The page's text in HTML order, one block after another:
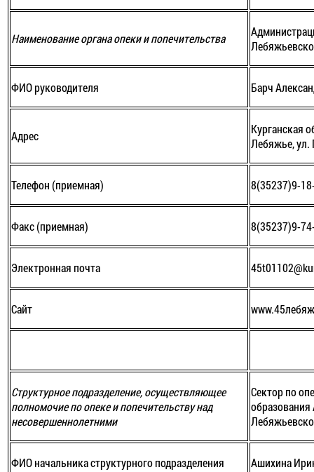
Наименование органа опеки и попечительства
ФИО руководителя Барч
Адрес
Курганская
Лебяжье, ул.
Телефон (приемная) 8(35237)9-
Факс (приемная) 8(35237)9-
Электронная почта
Сайт
Структурное подразделение, осуществляющее
полномочие по опеке и попечительству над
несовершеннолетними
Сектор по
ФИО начальника структурного подразделения Ашихина